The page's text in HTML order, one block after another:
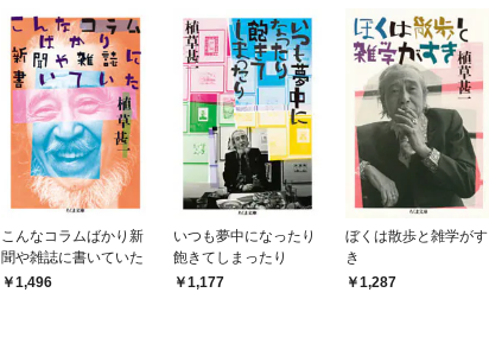
こんなコラムばかり新
聞や雑誌に書いていた
1,496
いつも夢中になったり
飽きてしまったり
1,177
ぼくは散歩と雑学がす
き
1,287